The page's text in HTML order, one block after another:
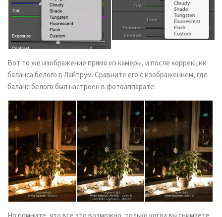
Вот то же изображение прямо из камеры, и после коррекции
баланса белого в Лайтрум. Сравните его с изображением, где
баланс белого был настроен в фотоаппарате:
Но помните, что все это возможно, только когда вы снимаете